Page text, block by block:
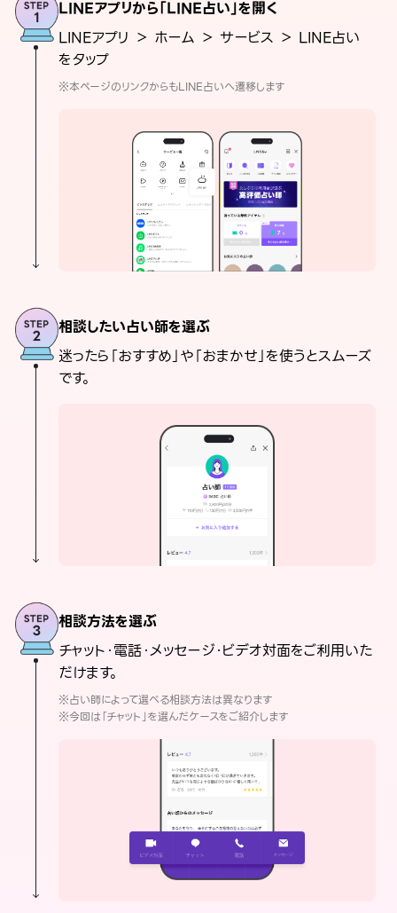
LINEアプリから「LINE占い」を開く
LINEアプリ ＞ ホーム ＞ サービス ＞ LINE占い
をタップ
※本ページのリンクからもLINE占いへ遷移します
相談したい占い師を選ぶ
迷ったら「おすすめ」や「おまかせ」を使うとスムーズ
です。
相談方法を選ぶ
チャット・電話・メッセージ・ビデオ対面をご利用いた
だけます。
※占い師によって選べる相談方法は異なります
※今回は「チャット」を選んだケースをご紹介します